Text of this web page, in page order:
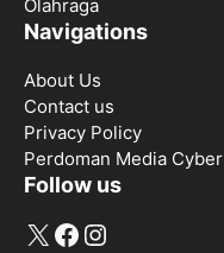
Olahraga
Navigations
About Us
Contact us
Privacy Policy
Perdoman Media Cyber
Follow us
X Facebook
Instagram